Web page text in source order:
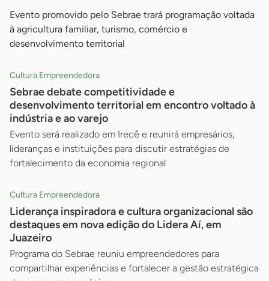
Evento promovido pelo Sebrae trará programação voltada
à agricultura familiar, turismo, comércio e
desenvolvimento territorial
Cultura Empreendedora
Sebrae debate competitividade e
desenvolvimento territorial em encontro voltado à
indústria e ao varejo
Evento será realizado em Irecê e reunirá empresários,
lideranças e instituições para discutir estratégias de
fortalecimento da economia regional
Cultura Empreendedora
Liderança inspiradora e cultura organizacional são
destaques em nova edição do Lidera Aí, em
Juazeiro
Programa do Sebrae reuniu empreendedores para
compartilhar experiências e fortalecer a gestão estratégica